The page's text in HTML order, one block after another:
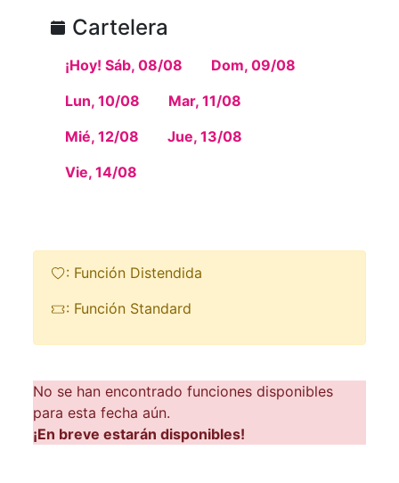
Cartelera
¡Hoy! Sáb, 08/08
Dom, 09/08
Lun, 10/08
Mar, 11/08
Mié, 12/08
Jue, 13/08
Vie, 14/08
: Función Distendida
: Función Standard
No se han encontrado funciones disponibles
para esta fecha aún.
¡En breve estarán disponibles!